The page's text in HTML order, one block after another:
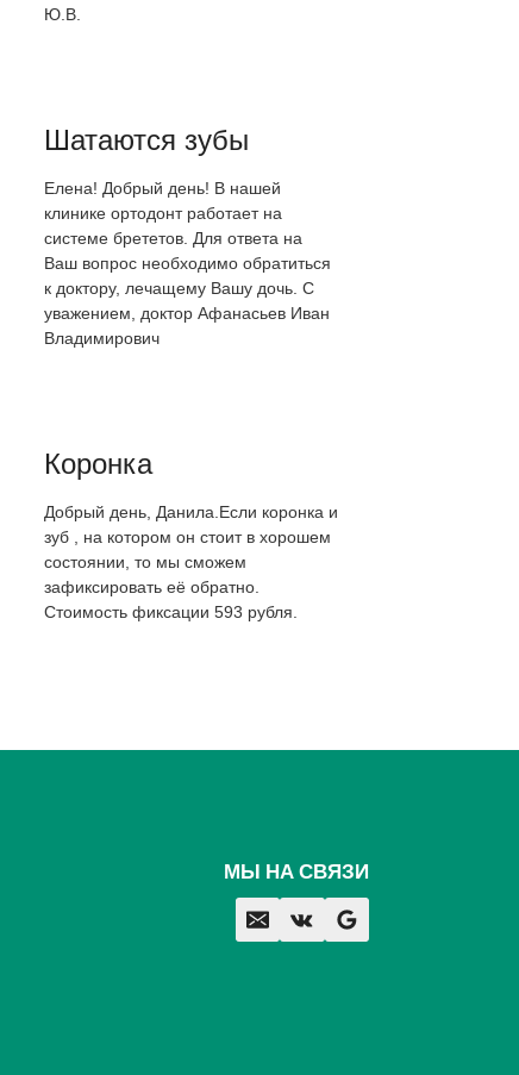
Ю.В.
Шатаются зубы
Елена! Добрый день! В нашей
клинике ортодонт работает на
системе брететов. Для ответа на
Ваш вопрос необходимо обратиться
к доктору, лечащему Вашу дочь. С
уважением, доктор Афанасьев Иван
Владимирович
Коронка
Добрый день, Данила.Если коронка и
зуб , на котором он стоит в хорошем
состоянии, то мы сможем
зафиксировать её обратно.
Стоимость фиксации 593 рубля.
МЫ НА СВЯЗИ